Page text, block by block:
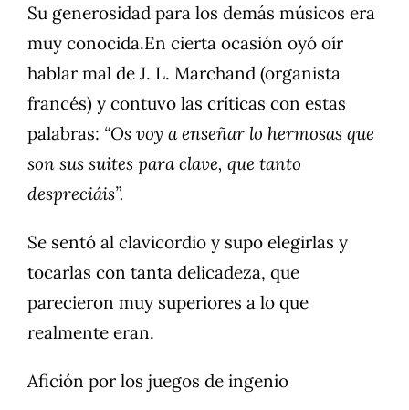
Su generosidad para los demás músicos era
muy conocida.En cierta ocasión oyó oír
hablar mal de J. L. Marchand (organista
francés) y contuvo las críticas con estas
palabras: “Os voy a enseñar lo hermosas que
son sus suites para clave, que tanto
despreciáis”.
Se sentó al clavicordio y supo elegirlas y
tocarlas con tanta delicadeza, que
parecieron muy superiores a lo que
realmente eran.
Afición por los juegos de ingenio